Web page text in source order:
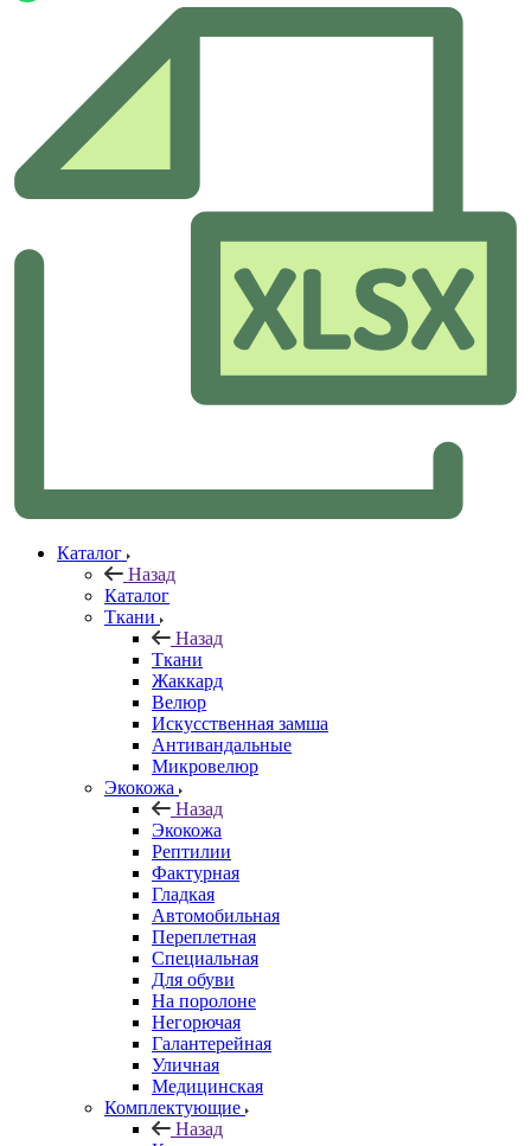
Каталог
Назад
Каталог
Ткани
Назад
Ткани
Жаккард
Велюр
Искусственная замша
Антивандальные
Микровелюр
Экокожа
Назад
Экокожа
Рептилии
Фактурная
Гладкая
Автомобильная
Переплетная
Специальная
Для обуви
На поролоне
Негорючая
Галантерейная
Уличная
Медицинская
Комплектующие
Назад